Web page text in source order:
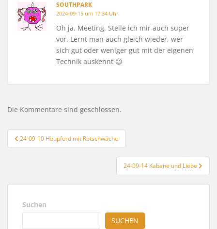
SOUTHPARK
2024-09-15 um 17:34 Uhr
Oh ja. Meeting. Stelle ich mir auch super
vor. Lernt man auch gleich wieder, wer
sich gut oder weniger gut mit der eigenen
Technik auskennt 😉
Die Kommentare sind geschlossen.
Beitragsnavigation
24-09-10 Heupferd mit Rotschwäche
24-09-14 Kabane und Liebe
Suchen
SUCHEN